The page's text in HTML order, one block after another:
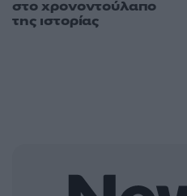
στο χρονοντούλαπο
της ιστορίας